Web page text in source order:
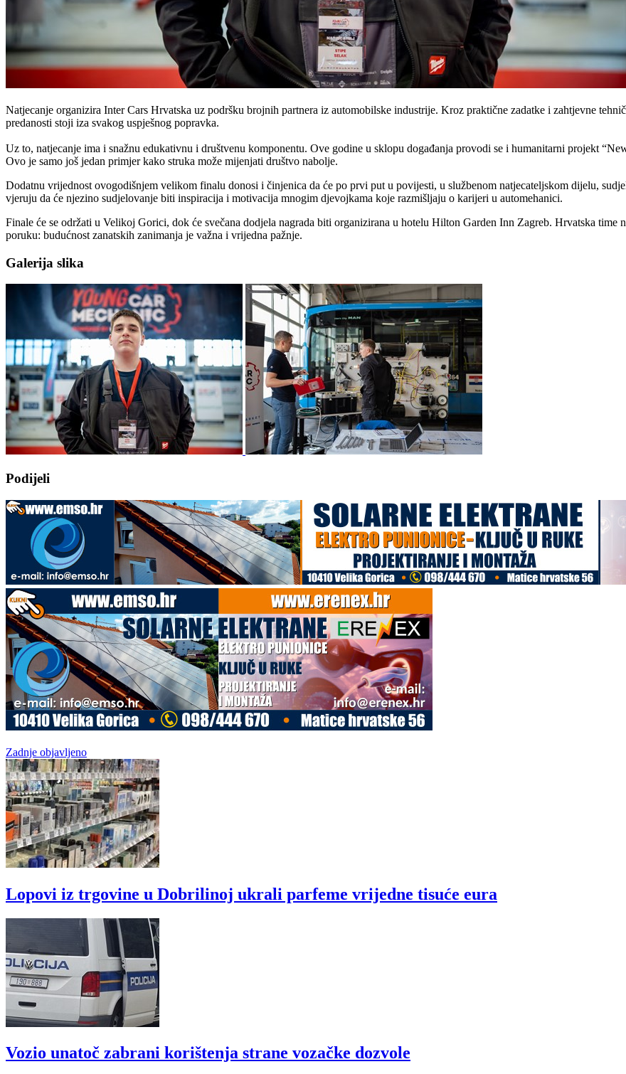
Natjecanje organizira Inter Cars Hrvatska uz podršku brojnih partnera iz automobilske industrije. Kroz praktične zadatke i zahtjevne
predanosti stoji iza svakog uspješnog popravka.
Uz to, natjecanje ima i snažnu edukativnu i društvenu komponentu. Ove godine u sklopu događanja provodi se i humanitarni projekt
Ovo je samo još jedan primjer kako struka može mijenjati društvo nabolje.
Dodatnu vrijednost ovogodišnjem velikom finalu donosi i činjenica da će po prvi put u povijesti, u službenom natjecateljskom dijelu,
vjeruju da će njezino sudjelovanje biti inspiracija i motivacija mnogim djevojkama koje razmišljaju o karijeri u automehanici.
Finale će se održati u Velikoj Gorici, dok će svečana dodjela nagrada biti organizirana u hotelu Hilton Garden Inn Zagreb. Hrvatska time
poruku: budućnost zanatskih zanimanja je važna i vrijedna pažnje.
Galerija slika
Podijeli
Zadnje objavljeno
Lopovi iz trgovine u Dobrilinoj ukrali parfeme vrijedne tisuće eura
Vozio unatoč zabrani korištenja strane vozačke dozvole